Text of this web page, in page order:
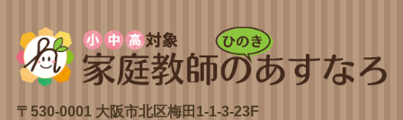
〒530-0001 大阪市北区梅田1-1-3-23F